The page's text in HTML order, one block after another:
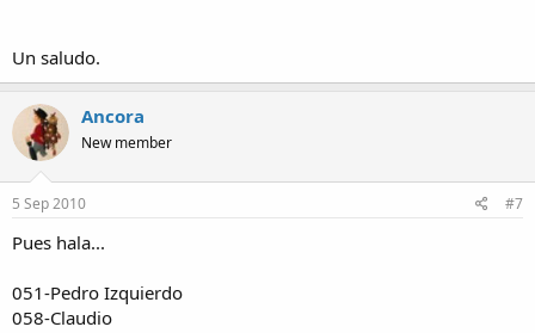
Un saludo.
Ancora
New member
5 Sep 2010 #7
Pues hala...
051-Pedro Izquierdo
058-Claudio